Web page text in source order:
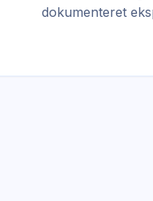
dokumenteret